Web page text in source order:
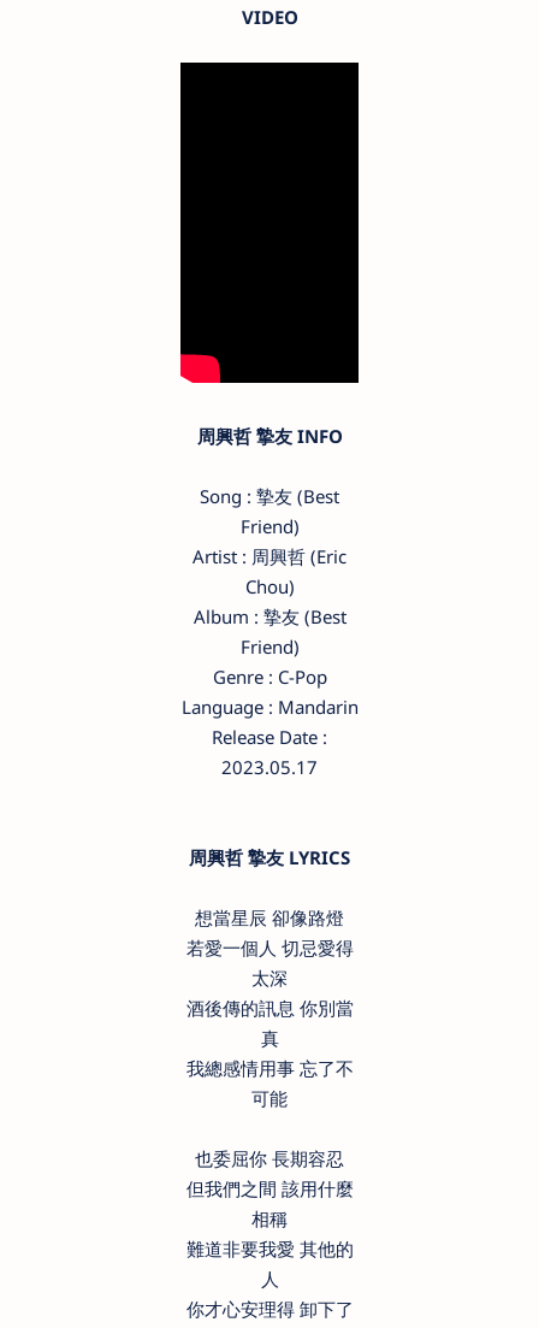
VIDEO
周興哲 摯友 INFO
Song : 摯友 (Best
Friend)
Artist : 周興哲 (Eric
Chou)
Album : 摯友 (Best
Friend)
Genre : C-Pop
Language : Mandarin
Release Date :
2023.05.17
周興哲 摯友 LYRICS
想當星辰 卻像路燈
若愛一個人 切忌愛得
太深
酒後傳的訊息 你別當
真
我總感情用事 忘了不
可能
也委屈你 長期容忍
但我們之間 該用什麼
相稱
難道非要我愛 其他的
人
你才心安理得 卸下了